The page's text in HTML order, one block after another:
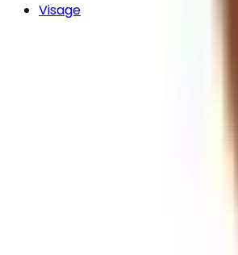
Visage